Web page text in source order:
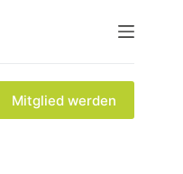
Mitglied werden